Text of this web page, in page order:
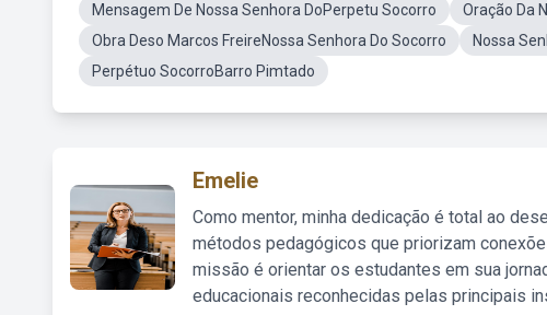
Mensagem De Nossa Senhora DoPerpetu Socorro
Oração Da
Obra Deso Marcos FreireNossa Senhora Do Socorro
Nossa
Perpétuo SocorroBarro Pimtado
Emelie
Como mentor, minha dedicação é total ao
métodos pedagógicos que priorizam
missão é orientar os estudantes em sua
educacionais reconhecidas pelas principais